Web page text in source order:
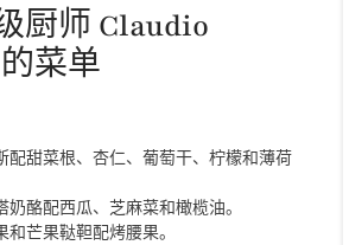
厨师 Claudio
菜单
配甜菜根、杏仁、葡萄干、柠檬和薄荷
奶酪配西瓜、芝麻菜和橄榄油。
和芒果鞑靼配烤腰果。